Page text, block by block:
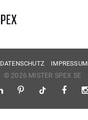
DATENSCHUTZ IMPRESSUM
© 2026 MISTER SPEX SE